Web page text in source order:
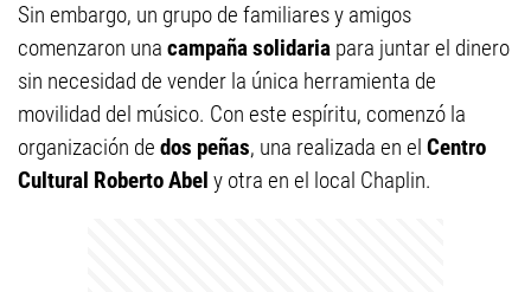
Sin embargo, un grupo de familiares y amigos
comenzaron una campaña solidaria para juntar el dinero
sin necesidad de vender la única herramienta de
movilidad del músico. Con este espíritu, comenzó la
organización de dos peñas, una realizada en el Centro
Cultural Roberto Abel y otra en el local Chaplin.